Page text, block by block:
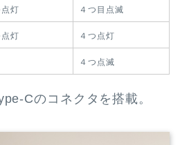
点灯 ４つ目点滅
点灯 ４つ点灯
４つ点滅
Cのコネクタを搭載。